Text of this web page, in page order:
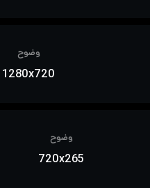
وضوح
1280x720
وضوح
720x265